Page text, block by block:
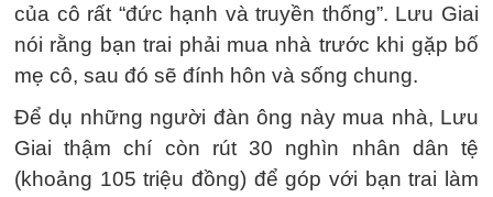
của cô rất “đức hạnh và truyền thống”. Lưu Giai
nói rằng bạn trai phải mua nhà trước khi gặp bố
mẹ cô, sau đó sẽ đính hôn và sống chung.
Để dụ những người đàn ông này mua nhà, Lưu
Giai thậm chí còn rút 30 nghìn nhân dân tệ
(khoảng 105 triệu đồng) để góp với bạn trai làm